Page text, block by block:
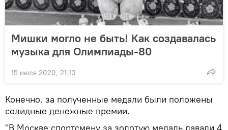
Мишки могло не быть! Как создавалась
музыка для Олимпиады-80
15 июля 2020, 21:10
Конечно, за полученные медали были положены
солидные денежные премии.